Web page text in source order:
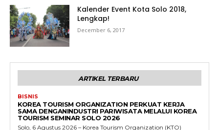
Kalender Event Kota Solo 2018,
Lengkap!
December 6, 2017
ARTIKEL TERBARU
BISNIS
KOREA TOURISM ORGANIZATION PERKUAT KERJA
SAMA DENGANINDUSTRI PARIWISATA MELALUI KOREA
TOURISM SEMINAR SOLO 2026
Solo, 6 Agustus 2026 – Korea Tourism Organization (KTO)